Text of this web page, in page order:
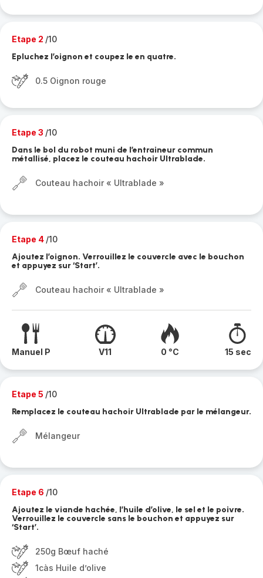
Etape 2 /10
Epluchez l’oignon et coupez le en quatre.
0.5 Oignon rouge
Etape 3 /10
Dans le bol du robot muni de l’entraineur commun
métallisé, placez le couteau hachoir Ultrablade.
Couteau hachoir « Ultrablade »
Etape 4 /10
Ajoutez l’oignon. Verrouillez le couvercle avec le bouchon
et appuyez sur ‘Start’.
Couteau hachoir « Ultrablade »
Manuel P V11 0 °C 15 sec
Etape 5 /10
Remplacez le couteau hachoir Ultrablade par le mélangeur.
Mélangeur
Etape 6 /10
Ajoutez le viande hachée, l’huile d’olive, le sel et le poivre.
Verrouillez le couvercle sans le bouchon et appuyez sur
‘Start’.
250g Bœuf haché
1càs Huile d’olive